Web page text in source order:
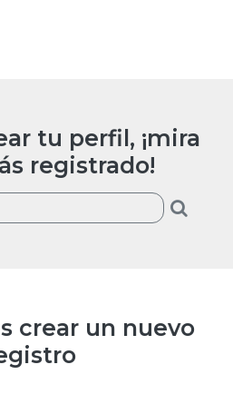
tu perfil, ¡mira
registrado!
crear un nuevo